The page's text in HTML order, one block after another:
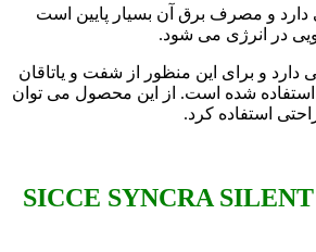
دارد و مصرف برق آن بسیار پایین است
در انرژی می شود.
و برای این منظور از شفت و یاتاقان
استفاده شده است. از این محصول می توان
استفاده کرد.
مشخصات فنی SICCE SYNCRA SILENT